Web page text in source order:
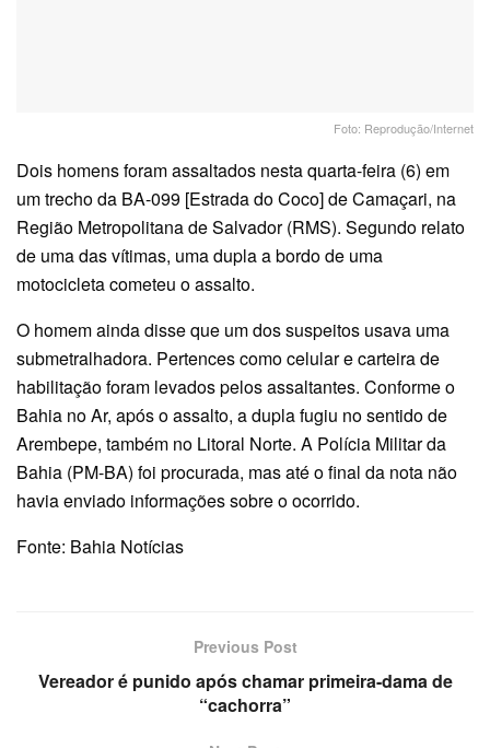
Foto: Reprodução/Internet
Dois homens foram assaltados nesta quarta-feira (6) em
um trecho da BA-099 [Estrada do Coco] de Camaçari, na
Região Metropolitana de Salvador (RMS). Segundo relato
de uma das vítimas, uma dupla a bordo de uma
motocicleta cometeu o assalto.
O homem ainda disse que um dos suspeitos usava uma
submetralhadora. Pertences como celular e carteira de
habilitação foram levados pelos assaltantes. Conforme o
Bahia no Ar, após o assalto, a dupla fugiu no sentido de
Arembepe, também no Litoral Norte. A Polícia Militar da
Bahia (PM-BA) foi procurada, mas até o final da nota não
havia enviado informações sobre o ocorrido.
Fonte: Bahia Notícias
Previous Post
Vereador é punido após chamar primeira-dama de
“cachorra”